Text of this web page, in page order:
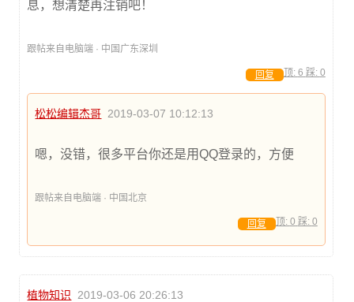
息，想清楚再注销吧！
跟帖来自电脑端 · 中国广东深圳
顶: 6 踩: 0
回复
松松编辑杰哥 2019-03-07 10:12:13
嗯，没错，很多平台你还是用QQ登录的，方便
跟帖来自电脑端 · 中国北京
顶: 0 踩: 0
回复
植物知识 2019-03-06 20:26:13